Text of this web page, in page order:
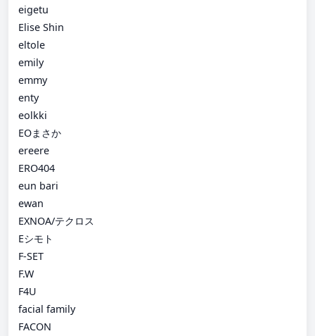
eigetu
Elise Shin
eltole
emily
emmy
enty
eolkki
EOまさか
ereere
ERO404
eun bari
ewan
EXNOA/テクロス
Eシモト
F-SET
F.W
F4U
facial family
FACON